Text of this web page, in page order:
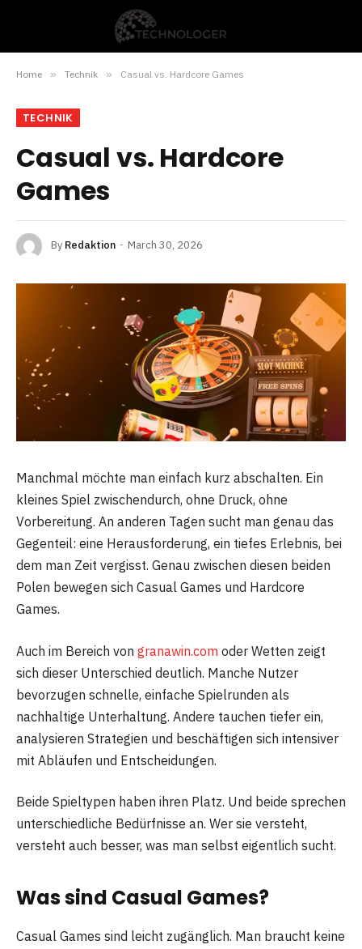
Home » Technik » Casual vs. Hardcore Games
TECHNIK
Casual vs. Hardcore
Games
By Redaktion March 30, 2026
Manchmal möchte man einfach kurz abschalten. Ein
kleines Spiel zwischendurch, ohne Druck, ohne
Vorbereitung. An anderen Tagen sucht man genau das
Gegenteil: eine Herausforderung, ein tiefes Erlebnis, bei
dem man Zeit vergisst. Genau zwischen diesen beiden
Polen bewegen sich Casual Games und Hardcore
Games.
Auch im Bereich von granawin.com oder Wetten zeigt
sich dieser Unterschied deutlich. Manche Nutzer
bevorzugen schnelle, einfache Spielrunden als
nachhaltige Unterhaltung. Andere tauchen tiefer ein,
analysieren Strategien und beschäftigen sich intensiver
mit Abläufen und Entscheidungen.
Beide Spieltypen haben ihren Platz. Und beide sprechen
unterschiedliche Bedürfnisse an. Wer sie versteht,
versteht auch besser, was man selbst eigentlich sucht.
Was sind Casual Games?
Casual Games sind leicht zugänglich. Man braucht keine